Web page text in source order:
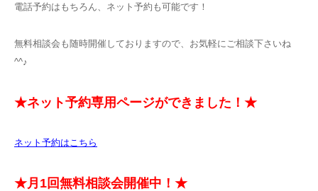
電話予約はもちろん、ネット予約も可能です！
無料相談会も随時開催しておりますので、お気軽にご相談下さいね
^^♪
★ネット予約専用ページができました！★
ネット予約はこちら
★月1回無料相談会開催中！★